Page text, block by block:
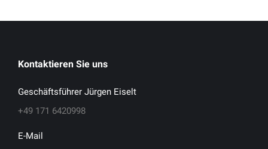
Kontaktieren Sie uns
Geschäftsführer Jürgen Eiselt
+49 171 6420998
E-Mail